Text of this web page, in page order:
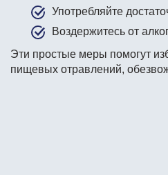
Употребляйте
Воздержитесь от
Эти простые меры помогут
пищевых отравлений,